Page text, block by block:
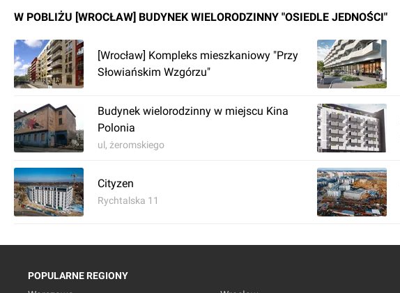
W POBLIŻU [WROCŁAW] BUDYNEK WIELORODZINNY "OSIEDLE JEDNOŚCI"
[Wrocław] Kompleks mieszkaniowy "Przy
Słowiańskim Wzgórzu"
Budynek wielorodzinny w miejscu Kina
Polonia
ul, żeromskiego
Cityzen
Rychtalska 11
POPULARNE REGIONY